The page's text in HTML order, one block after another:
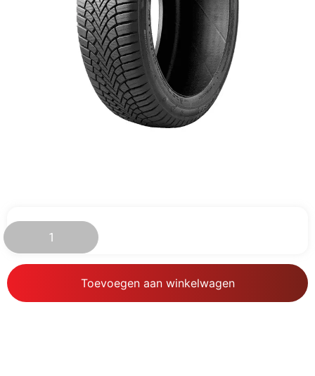
91.12
Toevoegen aan winkelwagen